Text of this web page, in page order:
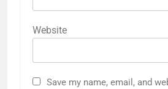
Website
Save my name, email, and